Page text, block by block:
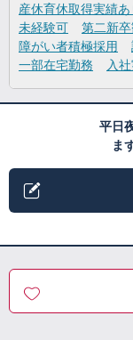
産休育休取得実績あ
未経験可
第二新
障がい者積極採用
一部在宅勤務
入
平日
ま